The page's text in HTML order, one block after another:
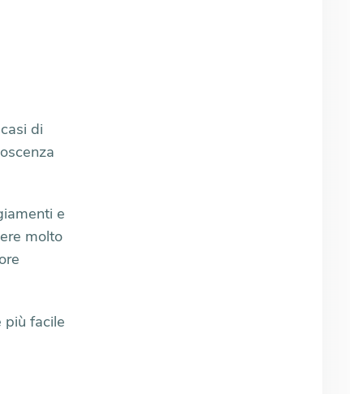
di
e
molto
più facile